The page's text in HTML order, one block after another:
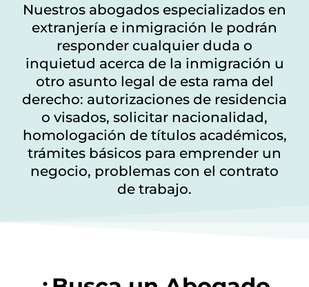
Nuestros abogados especializados en
extranjería e inmigración le podrán
responder cualquier duda o
inquietud acerca de la inmigración u
otro asunto legal de esta rama del
derecho: autorizaciones de residencia
o visados, solicitar nacionalidad,
homologación de títulos académicos,
trámites básicos para emprender un
negocio, problemas con el contrato
de trabajo.